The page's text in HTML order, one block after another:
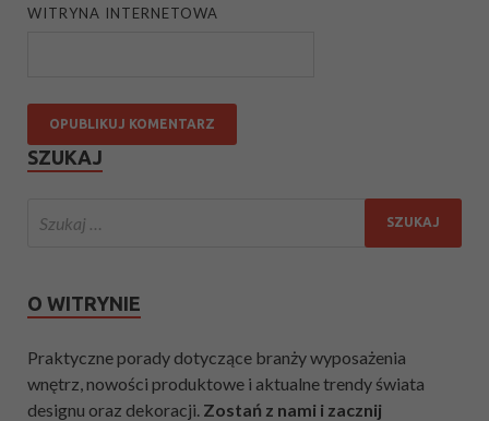
WITRYNA INTERNETOWA
SZUKAJ
O WITRYNIE
Praktyczne porady dotyczące branży wyposażenia
wnętrz, nowości produktowe i aktualne trendy świata
designu oraz dekoracji. Zostań z nami i zacznij